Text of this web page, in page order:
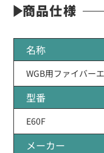
商品仕様
名称
WGB用ファイバー
型番
E60F
メーカー